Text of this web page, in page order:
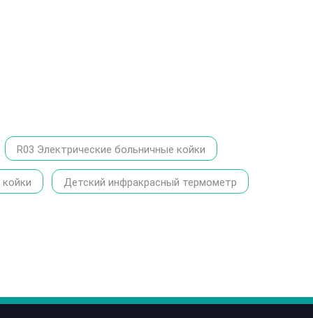
R03 Электрические больничные койки
Детский инфракрасный термометр